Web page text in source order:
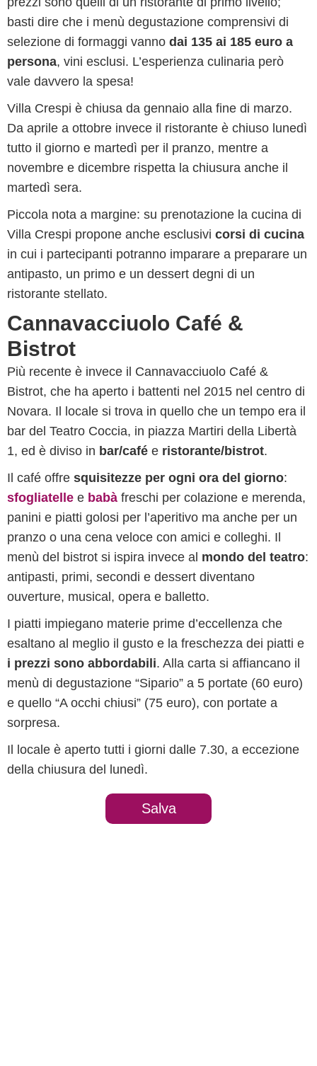
basti dire che i menù degustazione comprensivi di
selezione di formaggi vanno dai 135 ai 185 euro a
persona, vini esclusi. L’esperienza culinaria però
vale davvero la spesa!
Villa Crespi è chiusa da gennaio alla fine di marzo.
Da aprile a ottobre invece il ristorante è chiuso lunedì
tutto il giorno e martedì per il pranzo, mentre a
novembre e dicembre rispetta la chiusura anche il
martedì sera.
Piccola nota a margine: su prenotazione la cucina di
Villa Crespi propone anche esclusivi corsi di cucina
in cui i partecipanti potranno imparare a preparare un
antipasto, un primo e un dessert degni di un
ristorante stellato.
Cannavacciuolo Café &
Bistrot
Più recente è invece il Cannavacciuolo Café &
Bistrot, che ha aperto i battenti nel 2015 nel centro di
Novara. Il locale si trova in quello che un tempo era il
bar del Teatro Coccia, in piazza Martiri della Libertà
1, ed è diviso in bar/café e ristorante/bistrot.
Il café offre squisitezze per ogni ora del giorno:
sfogliatelle e babà freschi per colazione e merenda,
panini e piatti golosi per l’aperitivo ma anche per un
pranzo o una cena veloce con amici e colleghi. Il
menù del bistrot si ispira invece al mondo del teatro:
antipasti, primi, secondi e dessert diventano
ouverture, musical, opera e balletto.
I piatti impiegano materie prime d’eccellenza che
esaltano al meglio il gusto e la freschezza dei piatti e
i prezzi sono abbordabili. Alla carta si affiancano il
menù di degustazione “Sipario” a 5 portate (60 euro)
e quello “A occhi chiusi” (75 euro), con portate a
sorpresa.
Il locale è aperto tutti i giorni dalle 7.30, a eccezione
della chiusura del lunedì.
Salva